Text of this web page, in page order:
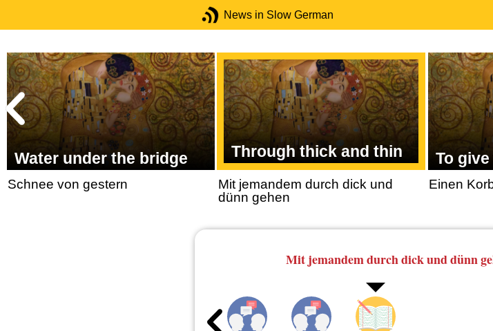
News in Slow German
Water under the bridge
Schnee von gestern
Through thick and thin
Mit jemandem durch dick und
dünn gehen
To
Einen
Mit jemandem durch dick und dünn